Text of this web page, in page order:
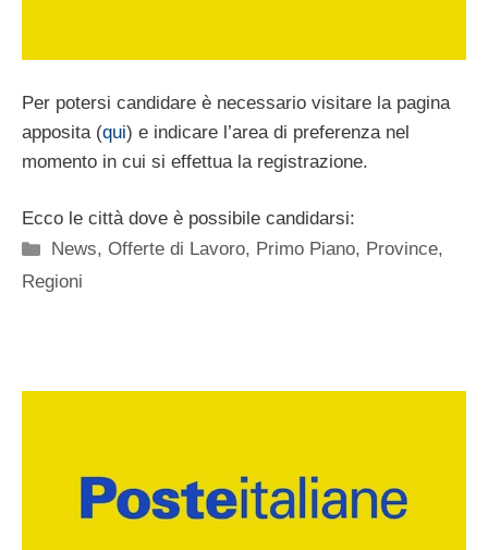
Per potersi candidare è necessario visitare la pagina
apposita (qui) e indicare l’area di preferenza nel
momento in cui si effettua la registrazione.
Ecco le città dove è possibile candidarsi:
Categorie
News,Offerte di Lavoro, Primo Piano, Province,
Regioni